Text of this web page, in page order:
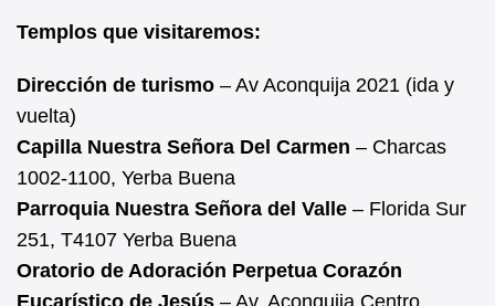
Templos que visitaremos:
Dirección de turismo – Av Aconquija 2021 (ida y
vuelta)
Capilla Nuestra Señora Del Carmen – Charcas
1002-1100, Yerba Buena
Parroquia Nuestra Señora del Valle – Florida Sur
251, T4107 Yerba Buena
Oratorio de Adoración Perpetua Corazón
Eucarístico de Jesús – Av. Aconquija Centro,